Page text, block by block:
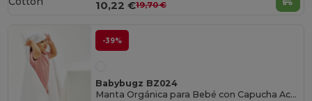
10,22 €19,70 €
-39%
Babybugz BZ024
Manta Orgánica para Bebé con Capucha Acogedora